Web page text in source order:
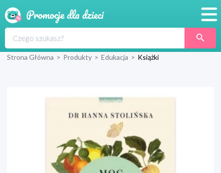
Produkty
Wyprawka
Strona Główna > Produkty > Edukacja > Książki